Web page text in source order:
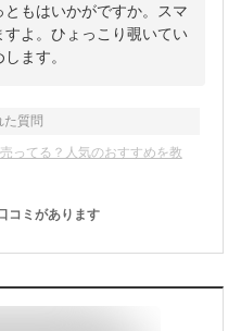
もはいかがですか。スマ
よ。ひょっこり覗いてい
ます。
た質問
ってる？人気のおすすめを教
コミがあります